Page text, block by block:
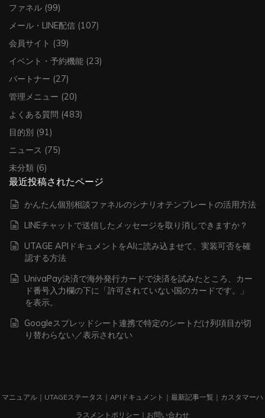
ファネル (99)
メール・LINE配信 (107)
会員サイト (39)
イベント・予約機能 (23)
パートナー (27)
管理メニュー (20)
よくある質問 (483)
目的別 (91)
ニュース (75)
未分類 (6)
最近投稿されたページ
かんたん個別相談ファネルのシナリオテンプレートの活用方法
LINEチャットで送信したメッセージを取り消しできますか？
UTAGE APIドキュメントをAIに読み込ませて、実装可否を確
認する方法
UnivaPay決済で海外発行カードで決済を試みたところ、カー
ド番号入力欄の下に「許可されていない国のカードです。」
を表示。
Googleスプレッドシート連携で特定のシートだけ列項目が切
り替わらない／表示されない
マニュアル ｜ UTAGEステータス ｜ APIドキュメント ｜ 最新記事一覧 ｜ カスタマーハ
ラスメントポリシー ｜ お問い合わせ